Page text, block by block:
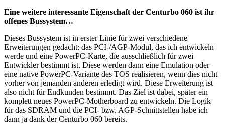
Eine weitere interessante Eigenschaft der Centurbo 060 ist ihr
offenes Bussystem…
Dieses Bussystem ist in erster Linie für zwei verschiedene
Erweiterungen gedacht: das PCI-/AGP-Modul, das ich entwickeln
werde und eine PowerPC-Karte, die ausschließlich für zwei
Entwickler bestimmt ist. Diese werden dann eine Emulation oder
eine native PowerPC-Variante des TOS realisieren, wenn dies nicht
vorher von jemanden anderen erledigt wird. Diese Erweiterung ist
also nicht für Endkunden bestimmt. Das Ziel ist dabei, später ein
komplett neues PowerPC-Motherboard zu entwickeln. Die Logik
für das SDRAM und die PCI- bzw. AGP-Schnittstellen habe ich
dann ja dank der Centurbo 060 bereits.